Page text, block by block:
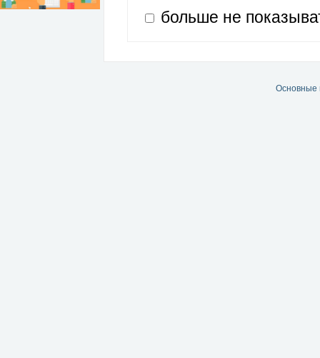
больше не
Основные